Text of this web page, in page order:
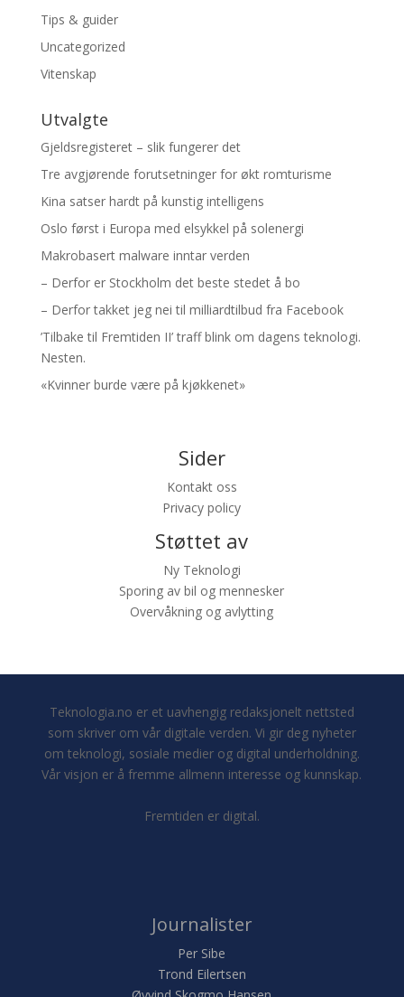
Tips & guider
Uncategorized
Vitenskap
Utvalgte
Gjeldsregisteret – slik fungerer det
Tre avgjørende forutsetninger for økt romturisme
Kina satser hardt på kunstig intelligens
Oslo først i Europa med elsykkel på solenergi
Makrobasert malware inntar verden
– Derfor er Stockholm det beste stedet å bo
– Derfor takket jeg nei til milliardtilbud fra Facebook
’Tilbake til Fremtiden II’ traff blink om dagens teknologi.
Nesten.
«Kvinner burde være på kjøkkenet»
Sider
Kontakt oss
Privacy policy
Støttet av
Ny Teknologi
Sporing av bil og mennesker
Overvåkning og avlytting
Teknologia.no er et uavhengig redaksjonelt nettsted
som skriver om vår digitale verden. Vi gir deg nyheter
om teknologi, sosiale medier og digital underholdning.
Vår visjon er å fremme allmenn interesse og kunnskap.
Fremtiden er digital.
Journalister
Per Sibe
Trond Eilertsen